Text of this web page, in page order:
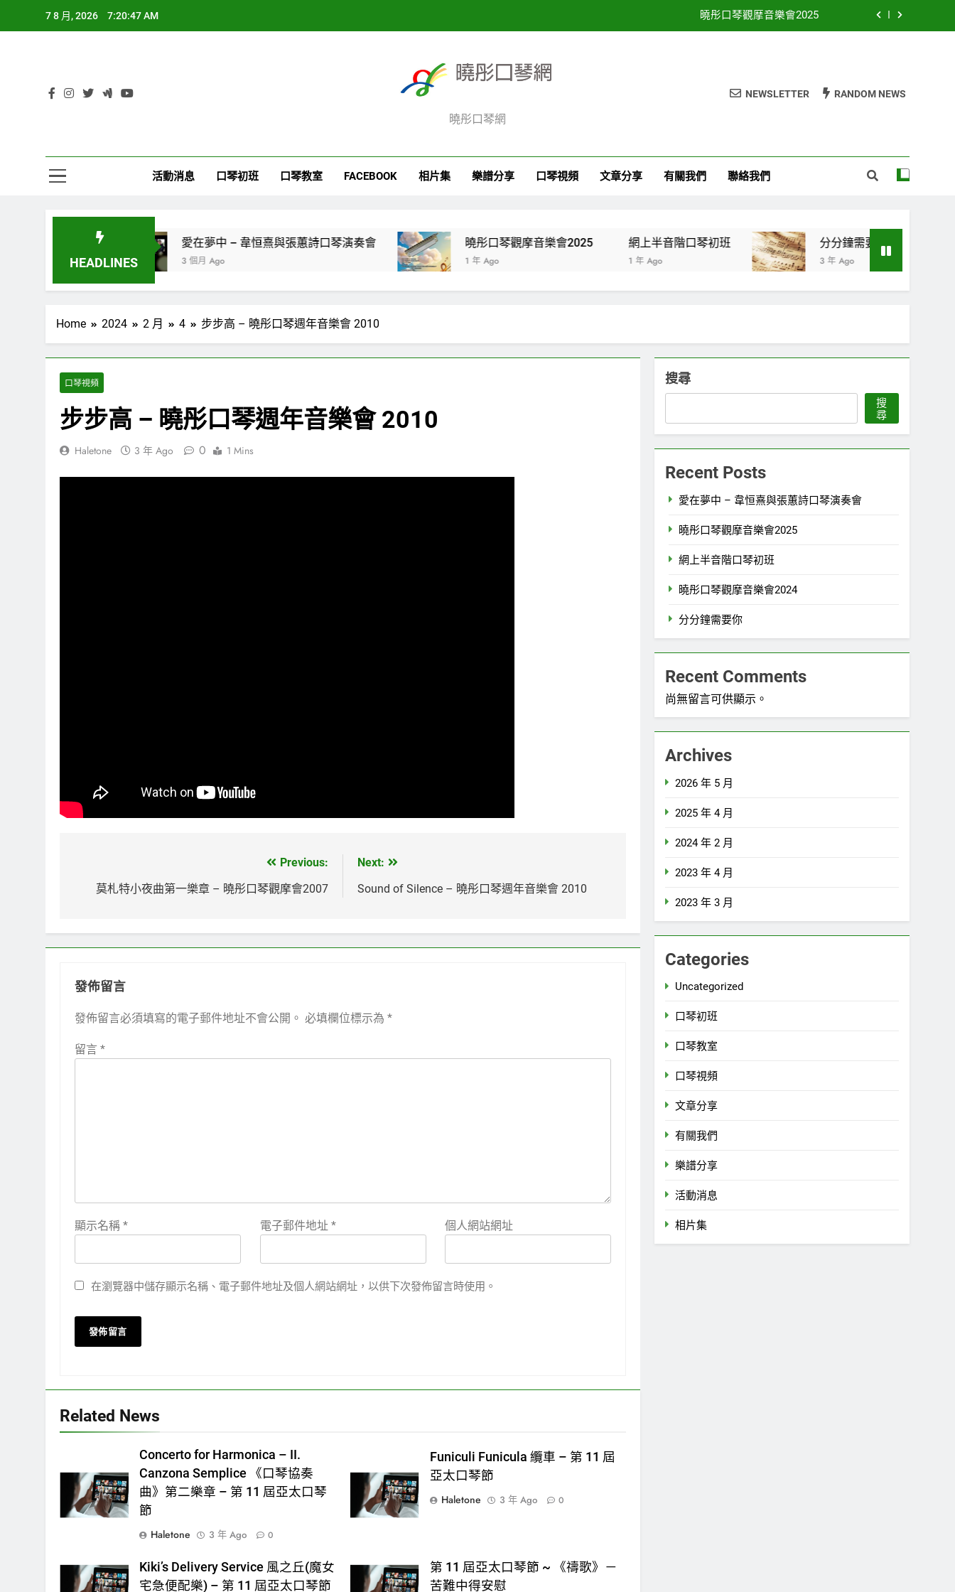
7 8 月, 2026 7:20:47 AM 曉彤口琴觀摩音樂會2025
網上半音階口琴初班
曉彤口琴網
NEWSLETTER RANDOM NEWS
活動消息 口琴初班 口琴教室 FACEBOOK 相片集 樂譜分享 口琴視頻 文章分享 有關我們 聯絡我們
HEADLINES
愛在夢中 – 韋恒熹與張蕙詩口琴演奏會
3 個月 Ago
曉彤口琴觀摩音樂會2025
1 年 Ago
網上半音階口琴初班
1 年 Ago
分分鐘需要你
3 年 Ago
Home 2024 2 月 4 步步高 – 曉彤口琴週年音樂會 2010
口琴視頻
步步高 – 曉彤口琴週年音樂會 2010
Haletone 3 年 Ago 0 1 Mins
覽
Previous:
莫札特小夜曲第一樂章 – 曉彤口琴觀摩會2007
Next:
Sound of Silence – 曉彤口琴週年音樂會 2010
發佈留言
發佈留言必須填寫的電子郵件地址不會公開。 必填欄位標示為 *
留言 *
顯示名稱 * 電子郵件地址 * 個人網站網址
在瀏覽器中儲存顯示名稱、電子郵件地址及個人網站網址，以供下次發佈留言時使用。
Related News
Concerto for Harmonica – II.
Canzona Semplice 《口琴協奏
曲》第二樂章 – 第 11 屆亞太口琴
節
Haletone
3 年 Ago 0
Funiculi Funicula 纜車 – 第 11 屆
亞太口琴節
Haletone
3 年 Ago 0
Kiki’s Delivery Service 風之丘(魔女
宅急便配樂) – 第 11 屆亞太口琴節
第 11 屆亞太口琴節 ~ 《禱歌》－
苦難中得安慰
搜尋
搜
尋
Recent Posts
愛在夢中 – 韋恒熹與張蕙詩口琴演奏會
曉彤口琴觀摩音樂會2025
網上半音階口琴初班
曉彤口琴觀摩音樂會2024
分分鐘需要你
Recent Comments
尚無留言可供顯示。
Archives
2026 年 5 月
2025 年 4 月
2024 年 2 月
2023 年 4 月
2023 年 3 月
Categories
Uncategorized
口琴初班
口琴教室
口琴視頻
文章分享
有關我們
樂譜分享
活動消息
相片集